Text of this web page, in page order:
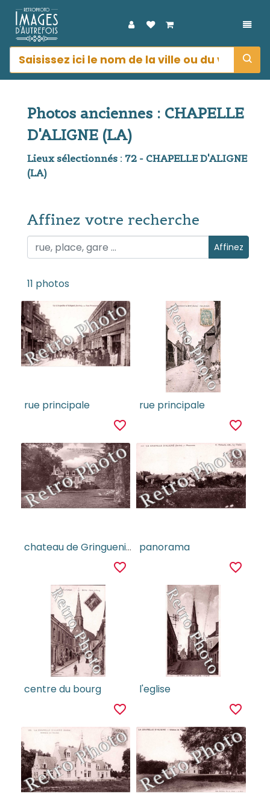
Photos anciennes : CHAPELLE
D'ALIGNE (LA)
Lieux sélectionnés : 72 - CHAPELLE D'ALIGNE
(LA)
Affinez votre recherche
Affinez votre recherche Affinez
11 photos
rue principale
favorite_border
rue principale
favorite_border
chateau de Gringuenieres
favorite_border
panorama
favorite_border
centre du bourg
favorite_border
l'eglise
favorite_border